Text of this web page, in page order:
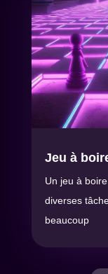
Jeu à
Un jeu à
diverses
beaucoup